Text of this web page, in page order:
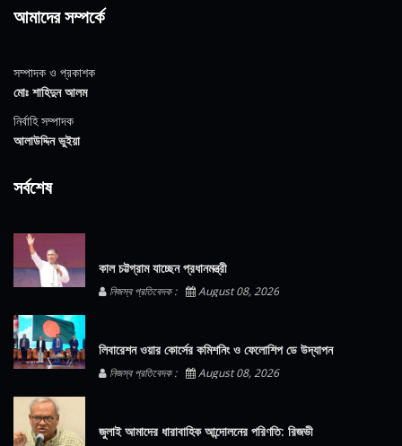
আমাদের সম্পর্কে
সম্পাদক ও প্রকাশক
মোঃ শাহিদুন আলম
নির্বাহি সম্পাদক
আলাউদ্দিন ভুইয়া
সর্বশেষ
কাল চট্টগ্রাম যাচ্ছেন প্রধানমন্ত্রী
নিজস্ব প্রতিবেদক : August 08, 2026
লিবারেশন ওয়ার কোর্সের কমিশনিং ও ফেলোশিপ ডে উদ্‌যাপন
নিজস্ব প্রতিবেদক : August 08, 2026
জুলাই আমাদের ধারাবাহিক আন্দোলনের পরিণতি: রিজভী